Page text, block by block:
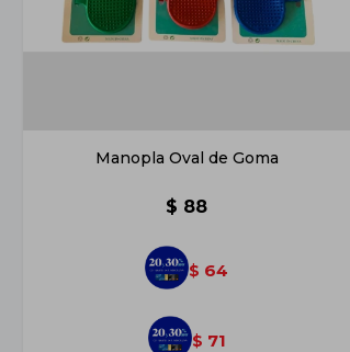
Manopla Oval de Goma
$ 88
$ 64
$ 71